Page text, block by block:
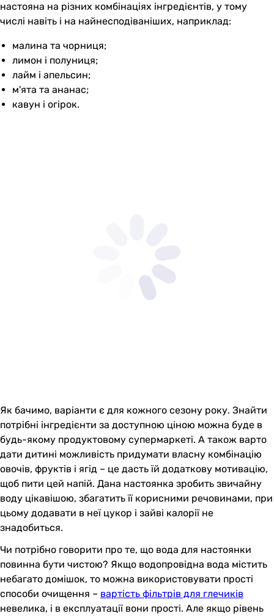
настояна на різних комбінаціях інгредієнтів, у тому
числі навіть і на найнесподіваніших, наприклад:
малина та чорниця;
лимон і полуниця;
лайм і апельсин;
м'ята та ананас;
кавун і огірок.
Як бачимо, варіанти є для кожного сезону року. Знайти
потрібні інгредієнти за доступною ціною можна буде в
будь-якому продуктовому супермаркеті. А також варто
дати дитині можливість придумати власну комбінацію
овочів, фруктів і ягід – це дасть їй додаткову мотивацію,
щоб пити цей напій. Дана настоянка зробить звичайну
воду цікавішою, збагатить її корисними речовинами, при
цьому додавати в неї цукор і зайві калорії не
знадобиться.
Чи потрібно говорити про те, що вода для настоянки
повинна бути чистою? Якщо водопровідна вода містить
небагато домішок, то можна використовувати прості
способи очищення – вартість фільтрів для глечиків
невелика, і в експлуатації вони прості. Але якщо рівень